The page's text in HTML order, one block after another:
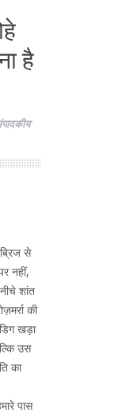
है
से
नहीं,
शांत
की
खड़ा
उस
का
पास